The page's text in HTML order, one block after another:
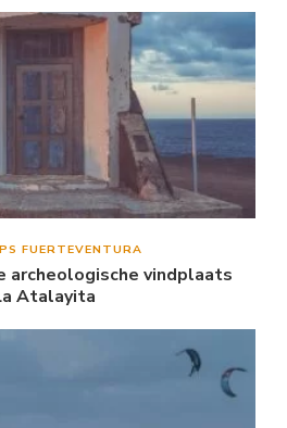
FUERTEVENTURA
archeologische vindplaats
Atalayita